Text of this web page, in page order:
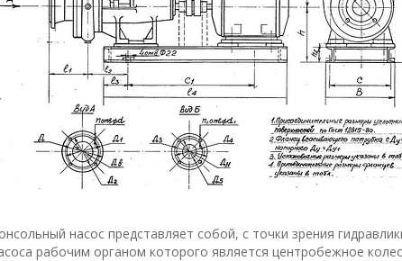
насос представляет собой, с точки зрения
рабочим органом которого является центробежное